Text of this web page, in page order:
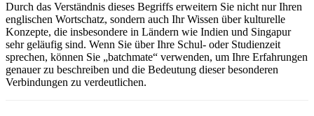
Durch das Verständnis dieses Begriffs erweitern Sie nicht nur Ihren
englischen Wortschatz, sondern auch Ihr Wissen über kulturelle
Konzepte, die insbesondere in Ländern wie Indien und Singapur
sehr geläufig sind. Wenn Sie über Ihre Schul- oder Studienzeit
sprechen, können Sie „batchmate“ verwenden, um Ihre Erfahrungen
genauer zu beschreiben und die Bedeutung dieser besonderen
Verbindungen zu verdeutlichen.